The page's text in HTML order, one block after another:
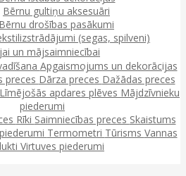
Bērnu gultiņu aksesuāri
Bērnu drošības pasākumi
(segas, spilveni)
un mājsaimniecībai
Apgaismojums un dekorācijas
preces Dārza preces Dažādas preces
Līmējošās apdares plēves Mājdzīvnieku
piederumi
Rīki Saimniecības preces Skaistums
Termometri Tūrisms Vannas
Virtuves piederumi